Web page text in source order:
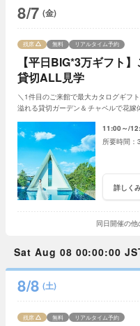
8/7 (金)
【平日BIG*3万ギフト
貸切ALL見学
残席 無料 リアルタイム予約
＼1件目のご来館で最大カタログギフ
溢れる貸切ガーデン＆チャペルで花
11:00～
詳しく
同日開催の
Sat Aug 08 00:00:00
8/8 (土)
残席 無料 リアルタイム予約